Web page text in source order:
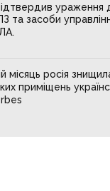
ураження
та засоби
місяць росія
приміщень